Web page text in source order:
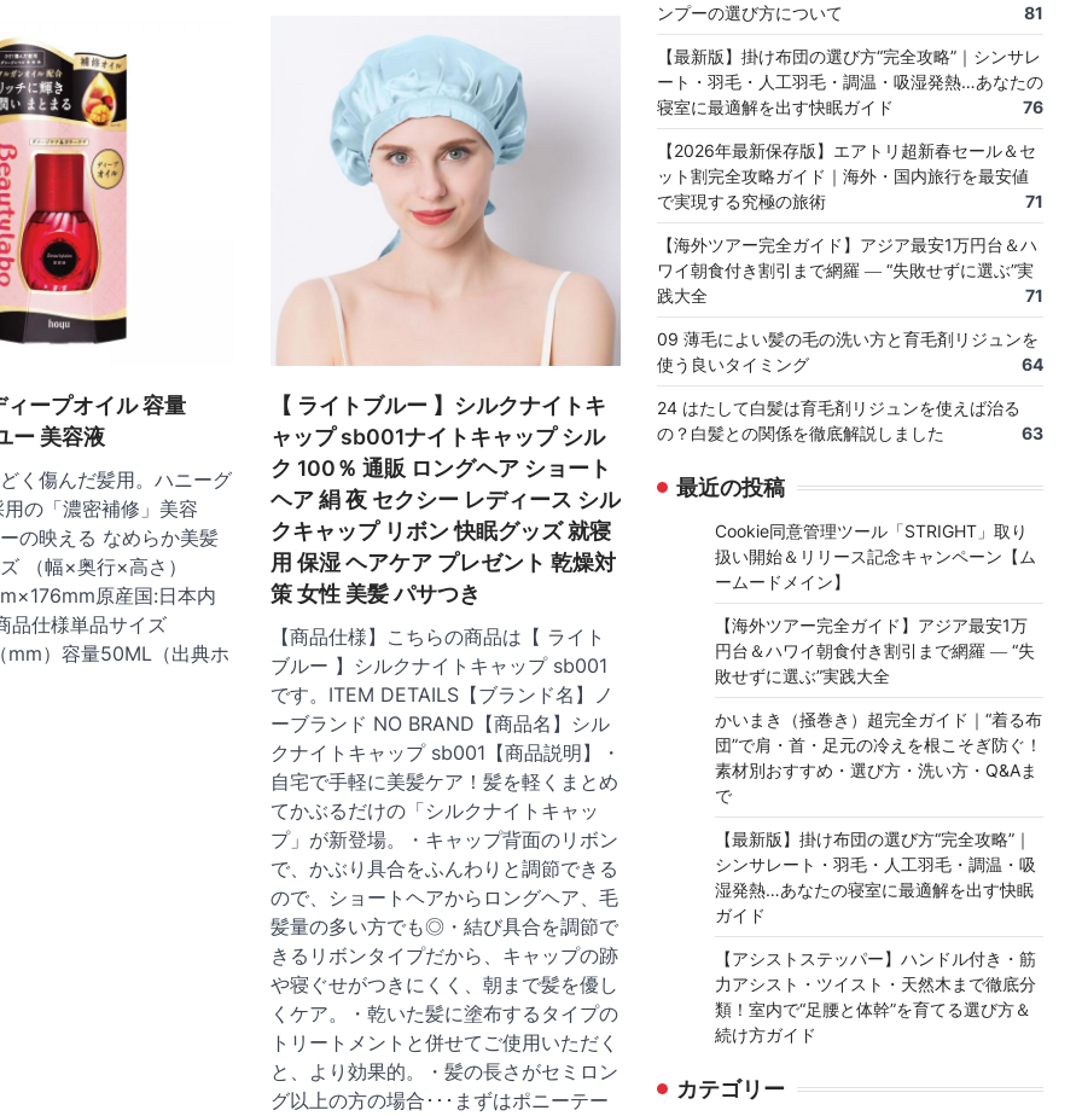
ィープオイル 容量
ー 美容液
く傷んだ髪用。ハニーグ
の「濃密補修」美容
の映える なめらか美髪
（幅×奥行×高さ）
原産国:日本内
品仕様単品サイズ
）容量50ML（出典ホ
【 ライトブルー 】シルクナイトキ
ャップ sb001ナイトキャップ シル
ク 100％ 通販 ロングヘア ショート
ヘア 絹 夜 セクシー レディース シル
クキャップ リボン 快眠グッズ 就寝
用 保湿 ヘアケア プレゼント 乾燥対
策 女性 美髪 パサつき
【商品仕様】こちらの商品は【 ライト
ブルー 】シルクナイトキャップ sb001
です。ITEM DETAILS【ブランド名】ノ
ーブランド NO BRAND【商品名】シル
クナイトキャップ sb001【商品説明】・
自宅で手軽に美髪ケア！髪を軽くまとめ
てかぶるだけの「シルクナイトキャッ
プ」が新登場。・キャップ背面のリボン
で、かぶり具合をふんわりと調節できる
ので、ショートヘアからロングヘア、毛
髪量の多い方でも◎・結び具合を調節で
きるリボンタイプだから、キャップの跡
や寝ぐせがつきにくく、朝まで髪を優し
くケア。・乾いた髪に塗布するタイプの
トリートメントと併せてご使用いただく
と、より効果的。・髪の長さがセミロン
グ以上の方の場合･･･まずはポニーテー
ンプーの選び方について
81
【最新版】掛け布団の選び方“完全攻略”｜シンサレ
ート・羽毛・人工羽毛・調温・吸湿発熱…あなたの
寝室に最適解を出す快眠ガイド
76
【2026年最新保存版】エアトリ超新春セール＆セ
ット割完全攻略ガイド｜海外・国内旅行を最安値
で実現する究極の旅術
71
【海外ツアー完全ガイド】アジア最安1万円台＆ハ
ワイ朝食付き割引まで網羅 ― “失敗せずに選ぶ”実
践大全
71
09 薄毛によい髪の毛の洗い方と育毛剤リジュンを
使う良いタイミング
64
24 はたして白髪は育毛剤リジュンを使えば治る
の？白髪との関係を徹底解説しました
63
最近の投稿
Cookie同意管理ツール「STRIGHT」取り
扱い開始＆リリース記念キャンペーン【ム
ームードメイン】
【海外ツアー完全ガイド】アジア最安1万
円台＆ハワイ朝食付き割引まで網羅 ― “失
敗せずに選ぶ”実践大全
かいまき（掻巻き）超完全ガイド｜“着る布
団”で肩・首・足元の冷えを根こそぎ防ぐ！
素材別おすすめ・選び方・洗い方・Q&Aま
で
【最新版】掛け布団の選び方“完全攻略”｜
シンサレート・羽毛・人工羽毛・調温・吸
湿発熱…あなたの寝室に最適解を出す快眠
ガイド
【アシストステッパー】ハンドル付き・筋
力アシスト・ツイスト・天然木まで徹底分
類！室内で“足腰と体幹”を育てる選び方＆
続け方ガイド
カテゴリー